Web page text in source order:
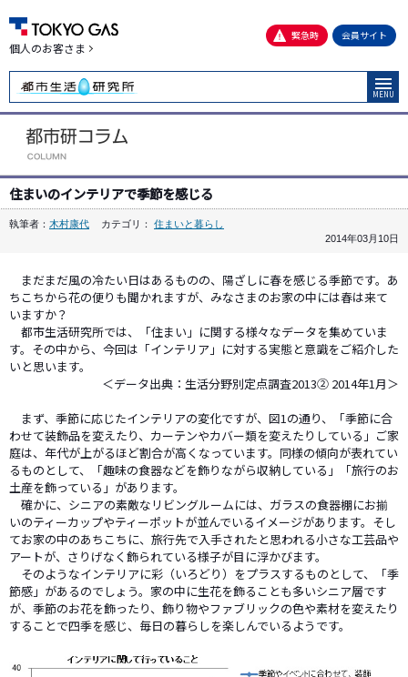
個人のお客さま
緊急時 会員サイト
MENU
住まいのインテリアで季節を感じる
執筆者： 木村康代 カテゴリ： 住まいと暮らし
2014年03月10日
まだまだ風の冷たい日はあるものの、陽ざしに春を感じる季節です。あ
ちこちから花の便りも聞かれますが、みなさまのお家の中には春は来て
いますか？
都市生活研究所では、「住まい」に関する様々なデータを集めていま
す。その中から、今回は「インテリア」に対する実態と意識をご紹介した
いと思います。
＜データ出典：生活分野別定点調査2013② 2014年1月＞
まず、季節に応じたインテリアの変化ですが、図1の通り、「季節に合
わせて装飾品を変えたり、カーテンやカバー類を変えたりしている」ご家
庭は、年代が上がるほど割合が高くなっています。同様の傾向が表れてい
るものとして、「趣味の食器などを飾りながら収納している」「旅行のお
土産を飾っている」があります。
確かに、シニアの素敵なリビングルームには、ガラスの食器棚にお揃
いのティーカップやティーポットが並んでいるイメージがあります。そし
てお家の中のあちこちに、旅行先で入手されたと思われる小さな工芸品や
アートが、さりげなく飾られている様子が目に浮かびます。
そのようなインテリアに彩（いろどり）をプラスするものとして、「季
節感」があるのでしょう。家の中に生花を飾ることも多いシニア層です
が、季節のお花を飾ったり、飾り物やファブリックの色や素材を変えたり
することで四季を感じ、毎日の暮らしを楽しんでいるようです。